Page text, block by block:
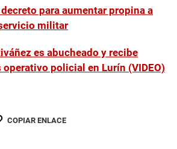
para aumentar propina a
militar
es abucheado y recibe
operativo policial en Lurín (VIDEO)
COPIAR ENLACE